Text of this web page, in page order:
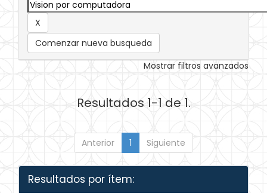
Comenzar nueva busqueda
Mostrar filtros avanzados
Resultados 1-1 de 1.
Anterior 1 Siguiente
Resultados por ítem: